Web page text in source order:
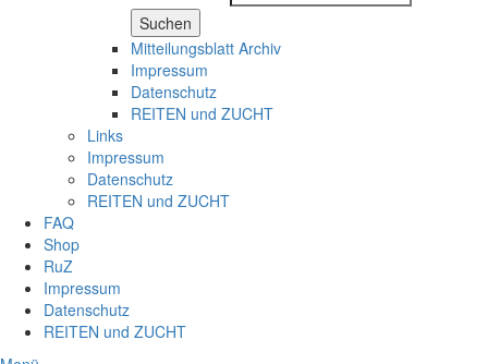
Suchen
Mitteilungsblatt Archiv
Impressum
Datenschutz
REITEN und ZUCHT
Links
Impressum
Datenschutz
REITEN und ZUCHT
FAQ
Shop
RuZ
Impressum
Datenschutz
REITEN und ZUCHT